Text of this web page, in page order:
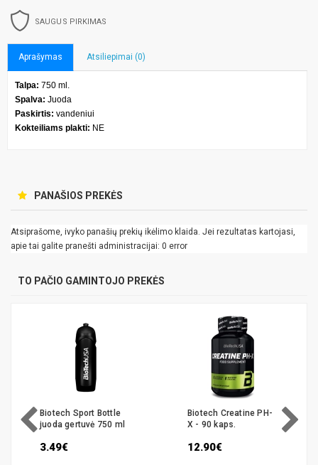
SAUGUS PIRKIMAS
Aprašymas Atsiliepimai (0)
Talpa: 750 ml.
Spalva: Juoda
Paskirtis: vandeniui
Kokteiliams plakti: NE
PANAŠIOS PREKĖS
Atsiprašome, ivyko panašių prekių ikėlimo klaida. Jei rezultatas kartojasi,
apie tai galite pranešti administracijai: 0 error
TO PAČIO GAMINTOJO PREKĖS
Biotech Sport Bottle
juoda gertuvė 750 ml
3.49€
Biotech Creatine PH-
X - 90 kaps.
12.90€